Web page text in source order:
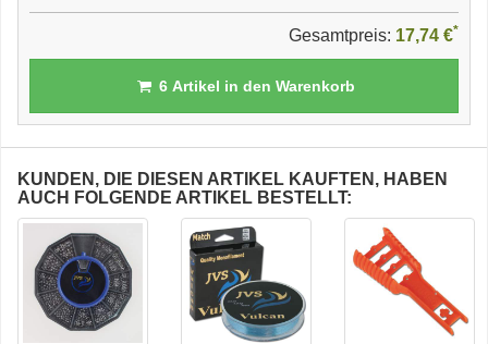
Gesamtpreis: 17,74 €*
6Artikel in den Warenkorb
KUNDEN, DIE DIESEN ARTIKEL KAUFTEN, HABEN
AUCH FOLGENDE ARTIKEL BESTELLT: